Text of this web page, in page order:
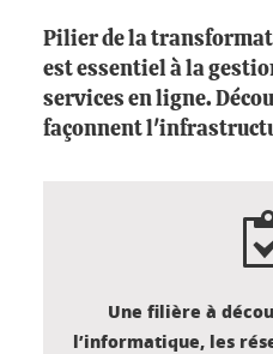
Pilier de la
est essentiel à la
services en ligne.
façonnent
Une filière à
l’informatique, les